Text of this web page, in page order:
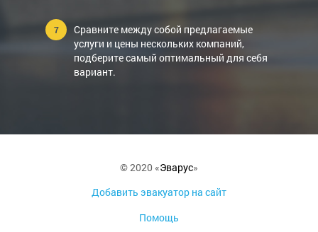
Сравните между собой предлагаемые
услуги и цены нескольких компаний,
подберите самый оптимальный для себя
вариант.
© 2020 «Эварус»
Добавить эвакуатор на сайт
Помощь